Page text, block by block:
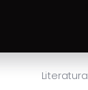
Literatura